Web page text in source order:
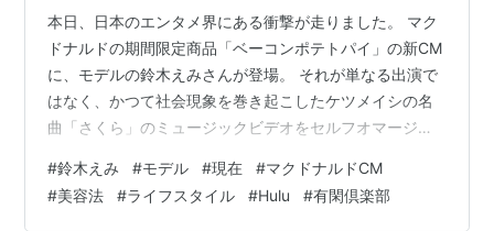
バラエティー
ラブ＊リルカ（2005年10月〜、MXテレビ）
PV
本日、日本のエンタメ界にある衝撃が走りました。 マク
ドナルドの期間限定商品「ベーコンポテトパイ」の新CM
に、モデルの鈴木えみさんが登場。 それが単なる出演で
はなく、かつて社会現象を巻き起こしたケツメイシの名
曲「さくら」のミュージックビデオをセルフオマージュ
に、「あの頃と全く変わっていない」 「時が止まってい
る」と驚愕の声が広がっています。 かつてティーン雑誌
#鈴木えみ #モデル #現在 #マクドナルドCM
#美容法 #ライフスタイル #Hulu #有閑倶楽部